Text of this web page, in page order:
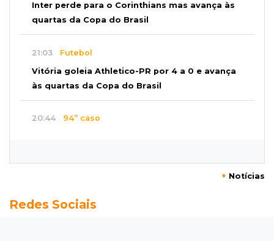
Inter perde para o Corinthians mas avança às
quartas da Copa do Brasil
21:03 Futebol
Vitória goleia Athletico-PR por 4 a 0 e avança
às quartas da Copa do Brasil
20:44 94º caso
Veja as dezenas de hoje na Mega-Sena, Quina,
+ Notícias
Redes Sociais